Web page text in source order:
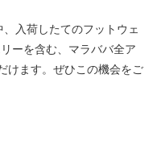
入荷したてのフットウェ
ーを含む、マラババ全ア
けます。ぜひこの機会をご